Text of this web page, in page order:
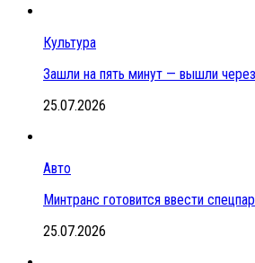
Культура
Зашли на пять минут — вышли
25.07.2026
Авто
Минтранс готовится ввести
25.07.2026